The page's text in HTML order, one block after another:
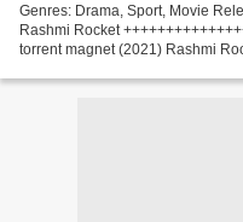
Genres: Drama, Sport, Movie
Rashmi Rocket
torrent magnet (2021) Rashmi
Lisha Bajaj, Kanika...